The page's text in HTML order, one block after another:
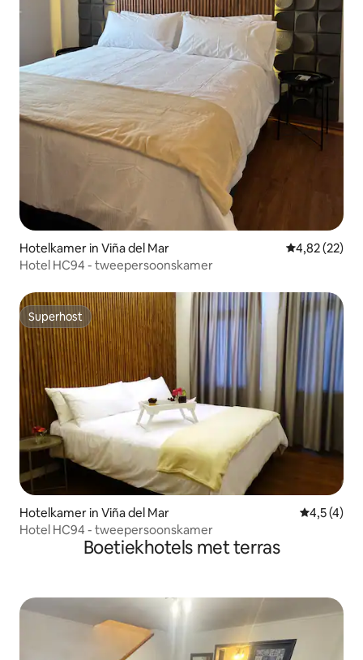
Hotelkamer in Viña del Mar Gemiddelde
4,82 (22)
Hotel HC94 - tweepersoonskamer
Superhost
Superhost
Hotelkamer in Viña del Mar
4,5 (4)
Hotel HC94 - tweepersoonskamer
Boetiekhotels met terras